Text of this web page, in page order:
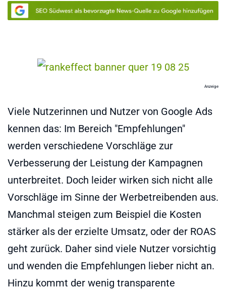
Anzeige
Viele Nutzerinnen und Nutzer von Google Ads
kennen das: Im Bereich "Empfehlungen"
werden verschiedene Vorschläge zur
Verbesserung der Leistung der Kampagnen
unterbreitet. Doch leider wirken sich nicht alle
Vorschläge im Sinne der Werbetreibenden aus.
Manchmal steigen zum Beispiel die Kosten
stärker als der erzielte Umsatz, oder der ROAS
geht zurück. Daher sind viele Nutzer vorsichtig
und wenden die Empfehlungen lieber nicht an.
Hinzu kommt der wenig transparente